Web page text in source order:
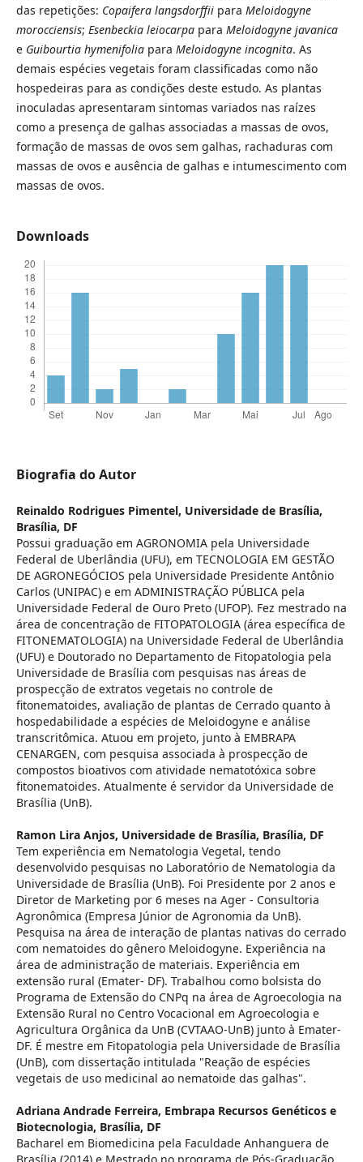
das repetições: Copaifera langsdorffii para Meloidogyne
morocciensis; Esenbeckia leiocarpa para Meloidogyne javanica
e Guibourtia hymenifolia para Meloidogyne incognita. As
demais espécies vegetais foram classificadas como não
hospedeiras para as condições deste estudo. As plantas
inoculadas apresentaram sintomas variados nas raízes
como a presença de galhas associadas a massas de ovos,
formação de massas de ovos sem galhas, rachaduras com
massas de ovos e ausência de galhas e intumescimento com
massas de ovos.
Downloads
Biografia do Autor
Reinaldo Rodrigues Pimentel, Universidade de Brasília,
Brasília, DF
Possui graduação em AGRONOMIA pela Universidade
Federal de Uberlândia (UFU), em TECNOLOGIA EM GESTÃO
DE AGRONEGÓCIOS pela Universidade Presidente Antônio
Carlos (UNIPAC) e em ADMINISTRAÇÃO PÚBLICA pela
Universidade Federal de Ouro Preto (UFOP). Fez mestrado na
área de concentração de FITOPATOLOGIA (área específica de
FITONEMATOLOGIA) na Universidade Federal de Uberlândia
(UFU) e Doutorado no Departamento de Fitopatologia pela
Universidade de Brasília com pesquisas nas áreas de
prospecção de extratos vegetais no controle de
fitonematoides, avaliação de plantas de Cerrado quanto à
hospedabilidade a espécies de Meloidogyne e análise
transcritômica. Atuou em projeto, junto à EMBRAPA
CENARGEN, com pesquisa associada à prospecção de
compostos bioativos com atividade nematotóxica sobre
fitonematoides. Atualmente é servidor da Universidade de
Brasília (UnB).
Ramon Lira Anjos, Universidade de Brasília, Brasília, DF
Tem experiência em Nematologia Vegetal, tendo
desenvolvido pesquisas no Laboratório de Nematologia da
Universidade de Brasília (UnB). Foi Presidente por 2 anos e
Diretor de Marketing por 6 meses na Ager - Consultoria
Agronômica (Empresa Júnior de Agronomia da UnB).
Pesquisa na área de interação de plantas nativas do cerrado
com nematoides do gênero Meloidogyne. Experiência na
área de administração de materiais. Experiência em
extensão rural (Emater- DF). Trabalhou como bolsista do
Programa de Extensão do CNPq na área de Agroecologia na
Extensão Rural no Centro Vocacional em Agroecologia e
Agricultura Orgânica da UnB (CVTAAO-UnB) junto à Emater-
DF. É mestre em Fitopatologia pela Universidade de Brasília
(UnB), com dissertação intitulada "Reação de espécies
vegetais de uso medicinal ao nematoide das galhas".
Adriana Andrade Ferreira, Embrapa Recursos Genéticos e
Biotecnologia, Brasília, DF
Bacharel em Biomedicina pela Faculdade Anhanguera de